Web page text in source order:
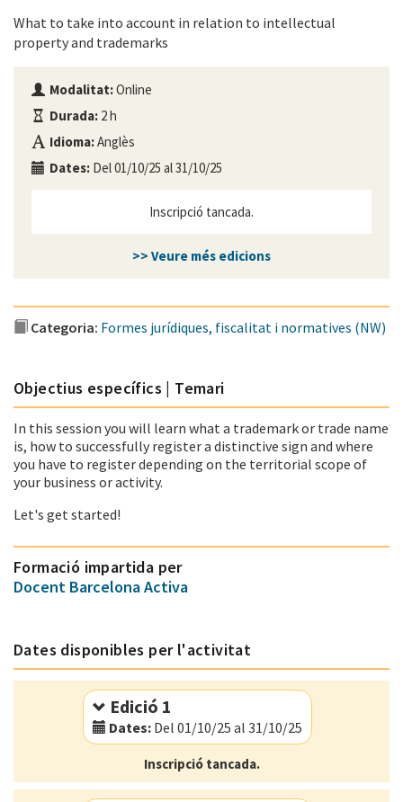
What to take into account in relation to intellectual
property and trademarks
Modalitat:Online
Durada: 2 h
Idioma:Anglès
Dates: Del 01/10/25 al 31/10/25
Inscripció tancada.
>> Veure més edicions
Categoria: Formes jurídiques, fiscalitat i normatives (NW)
Objectius específics | Temari
In this session you will learn what a trademark or trade name
is, how to successfully register a distinctive sign and where
you have to register depending on the territorial scope of
your business or activity.
Let's get started!
Formació impartida per
Docent Barcelona Activa
Dates disponibles per l'activitat
Edició 1
Dates:Del 01/10/25 al 31/10/25
Modalitat:Online
Idioma:Anglès
Inscripció tancada.